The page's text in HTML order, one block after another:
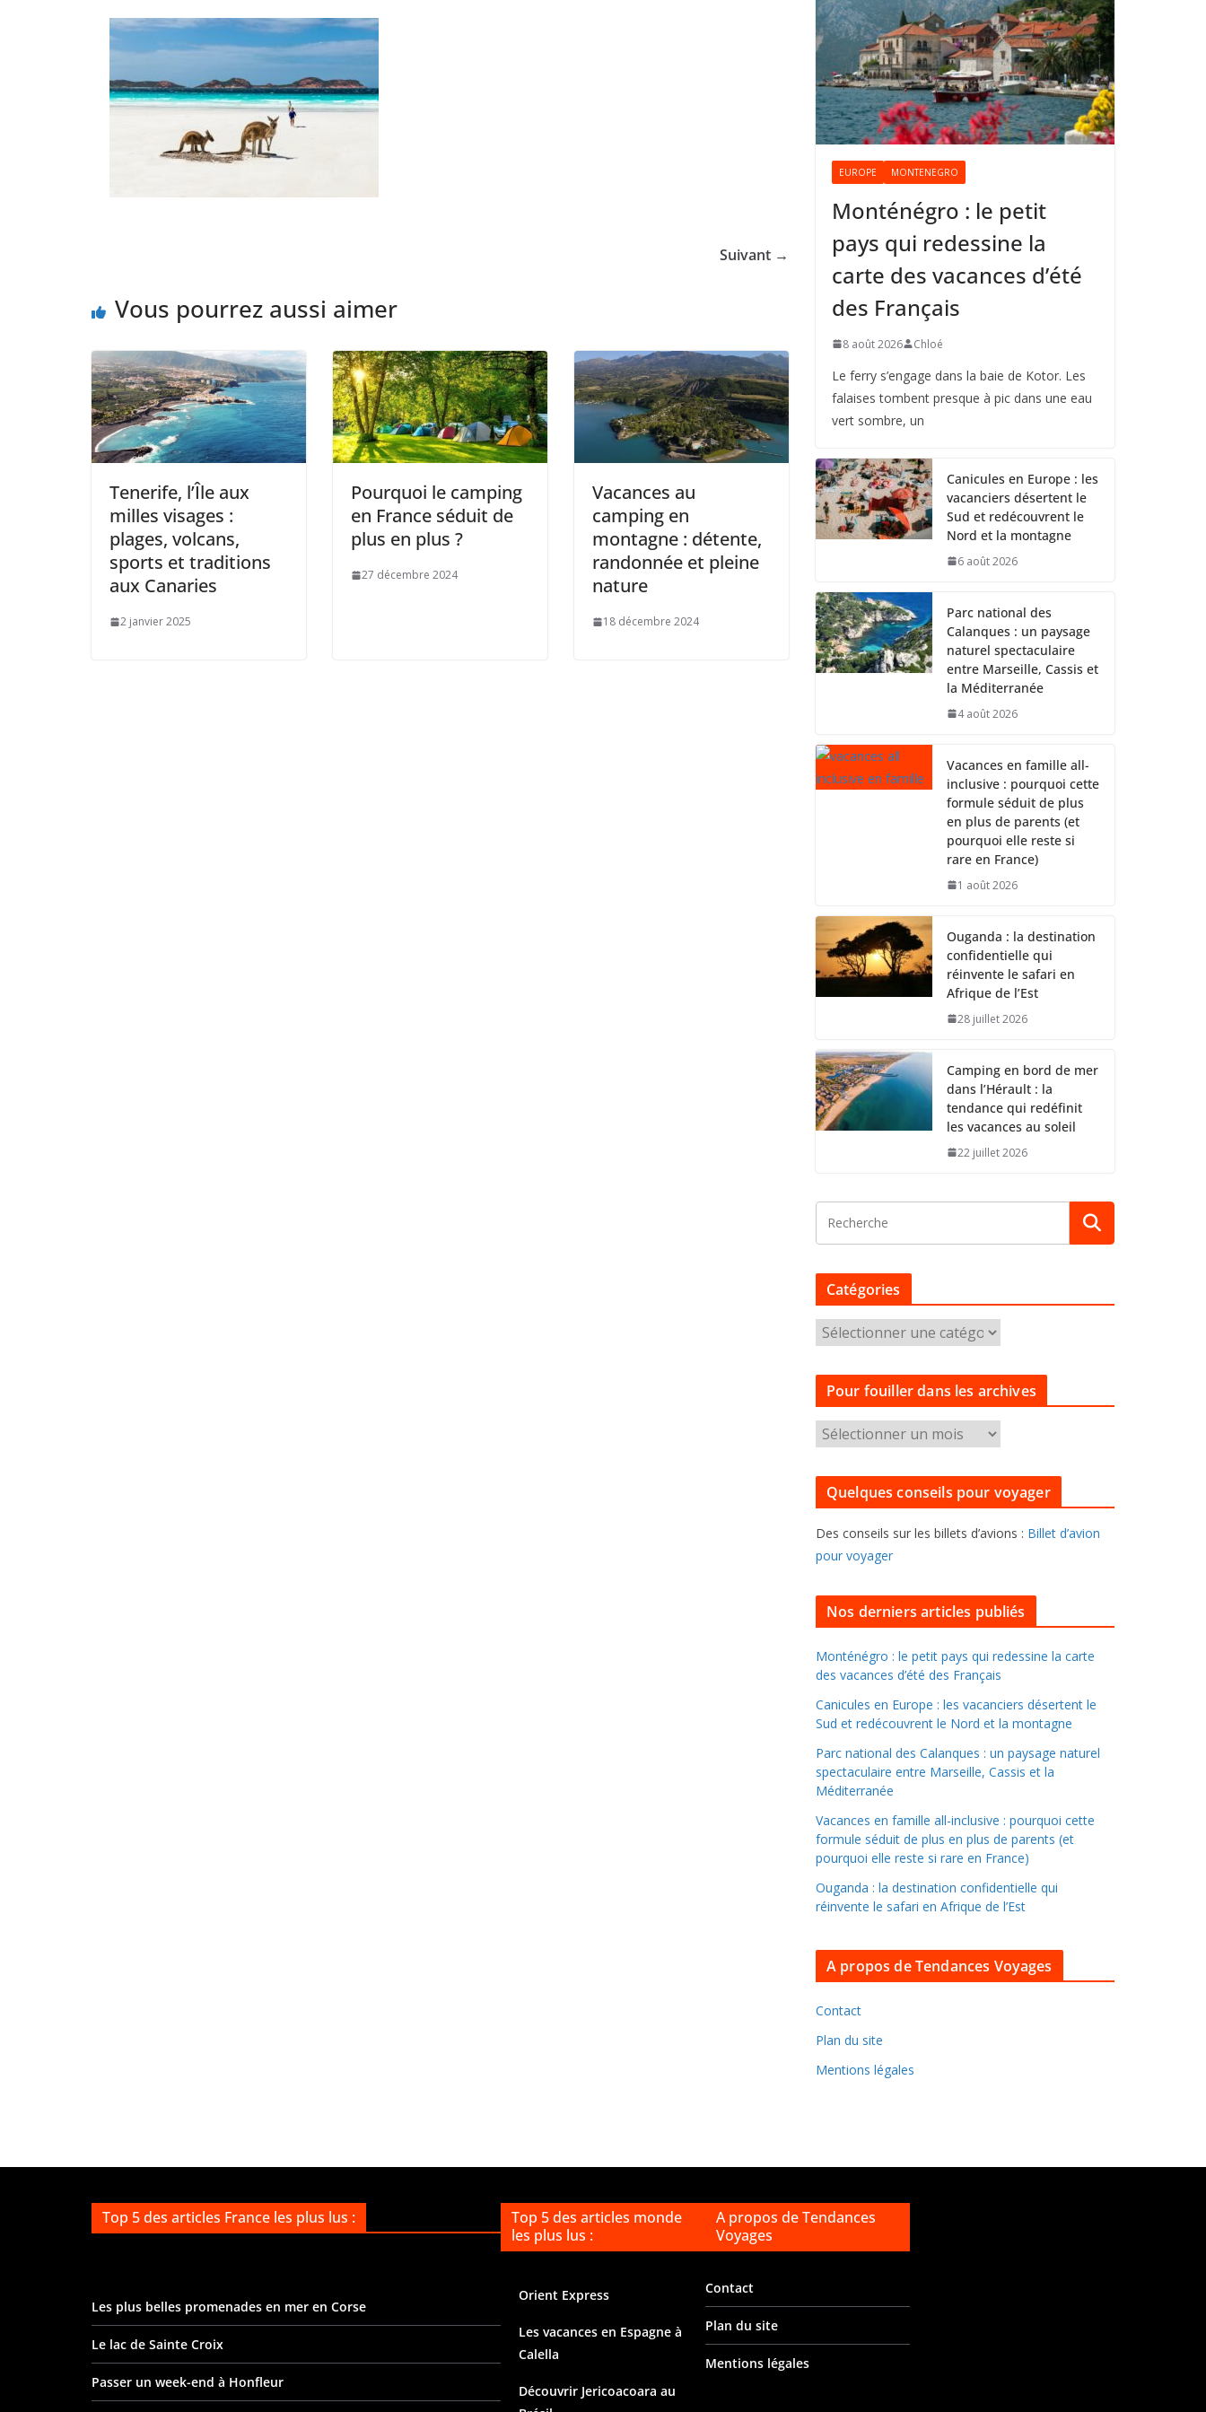
Suivant →
Vous pourrez aussi aimer
Tenerife, l’Île aux
milles visages :
plages, volcans,
sports et traditions
aux Canaries
2 janvier 2025
Pourquoi le camping
en France séduit de
plus en plus ?
27 décembre 2024
Vacances au
camping en
montagne : détente,
randonnée et pleine
nature
18 décembre 2024
EUROPE MONTENEGRO
Monténégro : le petit
pays qui redessine la
carte des vacances d’été
des Français
8 août 2026 Chloé
Le ferry s’engage dans la baie de Kotor. Les
falaises tombent presque à pic dans une eau
vert sombre, un
Canicules en Europe : les
vacanciers désertent le
Sud et redécouvrent le
Nord et la montagne
6 août 2026
Parc national des
Calanques : un paysage
naturel spectaculaire
entre Marseille, Cassis et
la Méditerranée
4 août 2026
Vacances en famille all-
inclusive : pourquoi cette
formule séduit de plus
en plus de parents (et
pourquoi elle reste si
rare en France)
1 août 2026
Ouganda : la destination
confidentielle qui
réinvente le safari en
Afrique de l’Est
28 juillet 2026
Camping en bord de mer
dans l’Hérault : la
tendance qui redéfinit
les vacances au soleil
22 juillet 2026
Catégories
a
t
g
e
s
Pour fouiller dans les archives
o
u
o
u
l
e
r
d
a
n
s
l
e
s
a
r
c
i
s
Quelques conseils pour voyager
Des conseils sur les billets d’avions : Billet d’avion
pour voyager
Nos derniers articles publiés
Monténégro : le petit pays qui redessine la carte
des vacances d’été des Français
Canicules en Europe : les vacanciers désertent le
Sud et redécouvrent le Nord et la montagne
Parc national des Calanques : un paysage naturel
spectaculaire entre Marseille, Cassis et la
Méditerranée
Vacances en famille all-inclusive : pourquoi cette
formule séduit de plus en plus de parents (et
pourquoi elle reste si rare en France)
Ouganda : la destination confidentielle qui
réinvente le safari en Afrique de l’Est
A propos de Tendances Voyages
Contact
Plan du site
Mentions légales
Top 5 des articles France les plus lus :
Les plus belles promenades en mer en Corse
Le lac de Sainte Croix
Passer un week-end à Honfleur
Top 5 des articles monde
les plus lus :
Orient Express
Les vacances en Espagne à
Calella
Découvrir Jericoacoara au
A propos de Tendances
Voyages
Contact
Plan du site
Mentions légales